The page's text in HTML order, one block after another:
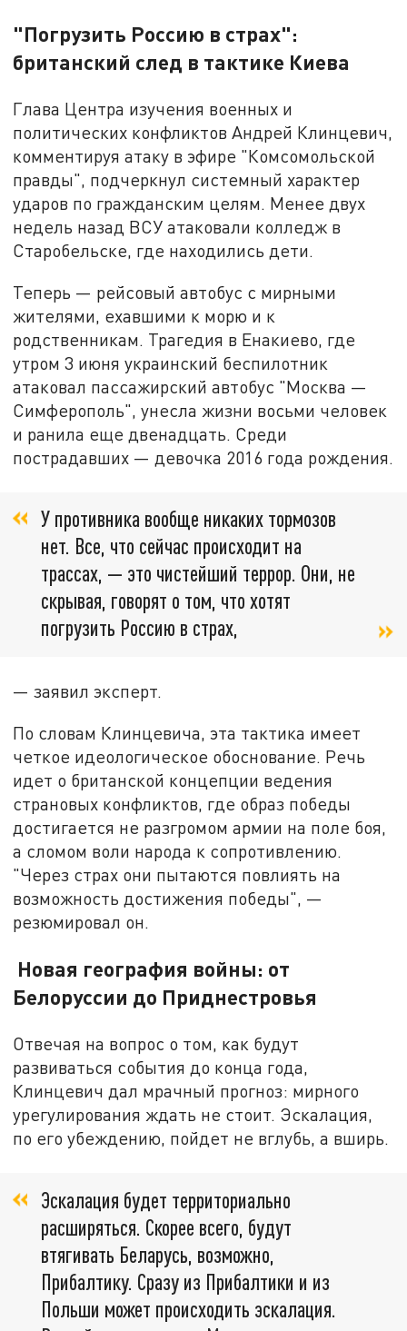
"Погрузить Россию в страх":
британский след в тактике Киева
Глава Центра изучения военных и
политических конфликтов Андрей Клинцевич,
комментируя атаку в эфире "Комсомольской
правды", подчеркнул системный характер
ударов по гражданским целям. Менее двух
недель назад ВСУ атаковали колледж в
Старобельске, где находились дети.
Теперь — рейсовый автобус с мирными
жителями, ехавшими к морю и к
родственникам. Трагедия в Енакиево, где
утром 3 июня украинский беспилотник
атаковал пассажирский автобус "Москва —
Симферополь", унесла жизни восьми человек
и ранила еще двенадцать. Среди
пострадавших — девочка 2016 года рождения.
У противника вообще никаких тормозов
нет. Все, что сейчас происходит на
трассах, — это чистейший террор. Они, не
скрывая, говорят о том, что хотят
погрузить Россию в страх,
— заявил эксперт.
По словам Клинцевича, эта тактика имеет
четкое идеологическое обоснование. Речь
идет о британской концепции ведения
страновых конфликтов, где образ победы
достигается не разгромом армии на поле боя,
а сломом воли народа к сопротивлению.
"Через страх они пытаются повлиять на
возможность достижения победы", —
резюмировал он.
Новая география войны: от
Белоруссии до Приднестровья
Отвечая на вопрос о том, как будут
развиваться события до конца года,
Клинцевич дал мрачный прогноз: мирного
урегулирования ждать не стоит. Эскалация,
по его убеждению, пойдет не вглубь, а вширь.
Эскалация будет территориально
расширяться. Скорее всего, будут
втягивать Беларусь, возможно,
Прибалтику. Сразу из Прибалтики и из
Польши может происходить эскалация.